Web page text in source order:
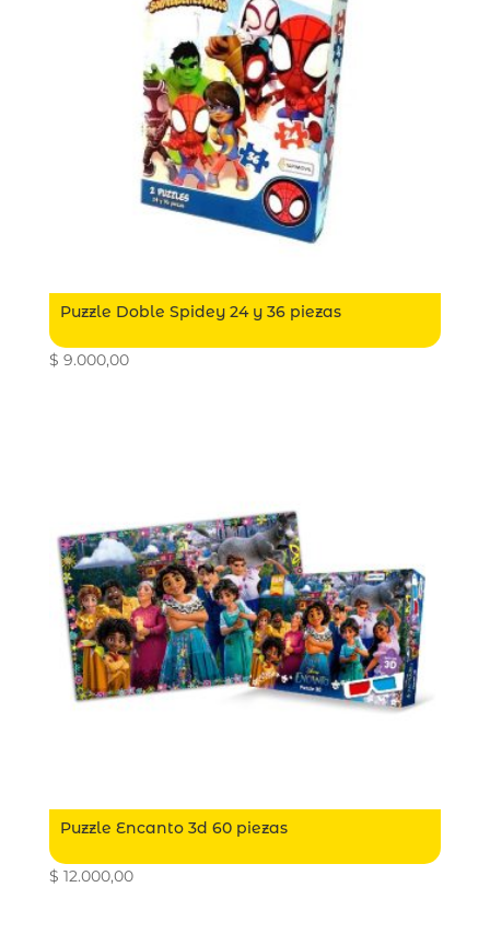
Puzzle Doble Spidey 24 y 36 piezas
$ 9.000,00
Puzzle Encanto 3d 60 piezas
$ 12.000,00